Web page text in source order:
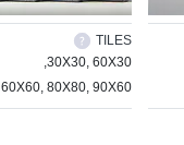
TILES
30X30, 60X30,
60X60, 80X80, 90X60 سم